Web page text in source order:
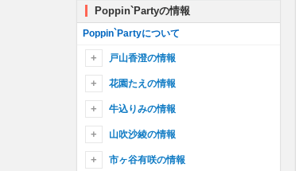
前へススメ！
キミにもらったもの
夢見るSunflower
八月のif
Time Lapse
クリスマスのうた
B.O.F
いつも通りのBrand new days
Easy come,Easy go！
Sasanqua
I love your way！
RED RED RED
I knew it!
ONE OF US
SENSENFUKOKU
もういちどルミナス
ゼッタイ宣言〜Recital〜
ぎゅっDAYS♪
きゅ〜まい＊flower
ワクワクmeetsトリップ
あっつあつ常夏らぶ☆サマー！
ゆめゆめグラデーション
Wonderful Sweet!
Opera of the wasteland
Neo-Aspect
Legendary
Sanctuary
R
PASSIONATE ANTHEM
BRAVE JEWEL
ふわふわ☆ゆめいろサンドイッチ
ハイファイブ∞あどべんちゃっ
キミがいなくちゃっ！
はれやか すこやか ぴかりんりん♪
えがお・シング・あ・ソング
にこ×にこ=ハイパースマイルパワー！
スマイルブーケでた〜まや〜！
Sonorous
Secret Dawn
fly with the night
Fateful...
メリッサ
chAngE
秒針を噛む
LEVEL5-judgelight-
!NVATE SHOW!
Beautiful Birthday
mind of Prominence
OUTSIDER RODEO
Domination to world
灼熱 Bonfire!
Sacred world
HELL! or HELL?
ひとりじゃないんだから
TWiNKLE CiRCLE
大盛り一丁！ガルパ☆ピコ
絆色のアンサンブル
ラスハピーポー！
競宴Red×Violet
ピコたるもの、ふぃーばー！
ナカナ イナ カナイ
Don’t be afraid
キャラソン
どきどきSING OUT！
花園電気ギター！！！
チョコレイトの低音レシピ
遠い音楽〜ハートビート〜
す、好きなんかじゃない！
Poppin`Partyの情報
Poppin`Partyについて
戸山香澄の情報
戸山香澄のプロフィール
戸山香澄のキャラ一覧
花園たえの情報
花園たえのプロフィール
花園たえのキャラ一覧
牛込りみの情報
牛込りみのプロフィール
牛込りみのキャラ一覧
山吹沙綾の情報
山吹沙綾のプロフィール
市ヶ谷有咲の情報